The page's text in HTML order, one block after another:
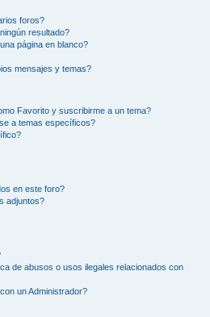
foros?
resultado?
página en blanco?
mensajes y temas?
Favorito y suscribirme a un tema?
a temas específicos?
en este foro?
adjuntos?
de abusos o usos ilegales relacionados con
un Administrador?